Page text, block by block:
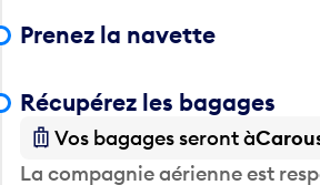
Prenez la navette
Récupérez les bagages
Vos bagages seront à
La compagnie aérienne est